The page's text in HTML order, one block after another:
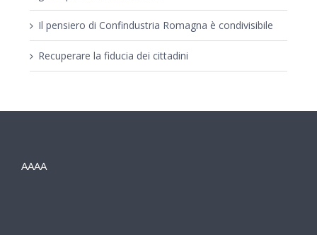
Il pensiero di Confindustria Romagna è condivisibile
Recuperare la fiducia dei cittadini
AAAA